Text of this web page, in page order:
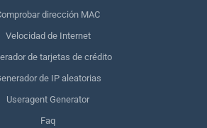
dirección MAC
Velocidad de Internet
de tarjetas de crédito
de IP aleatorias
Useragent Generator
Faq